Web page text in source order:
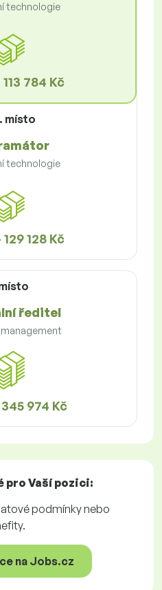
technologie
784 Kč
místo
technologie
128 Kč
ředitel
974 Kč
pro Vaší pozici:
podmínky nebo
na Jobs.cz